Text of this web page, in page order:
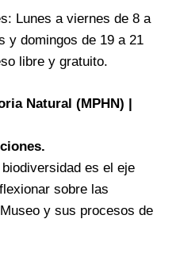
Lunes a viernes de 8 a
y domingos de 19 a 21
libre y gratuito.
Natural (MPHN) |
es el eje
sobre las
y sus procesos de